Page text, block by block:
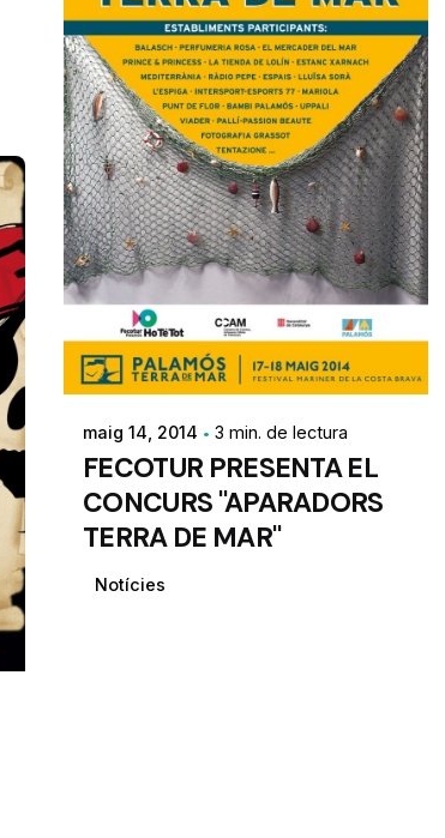
maig 14, 2014 3 min. de lectura
FECOTUR PRESENTA EL
CONCURS "APARADORS
TERRA DE MAR"
Notícies